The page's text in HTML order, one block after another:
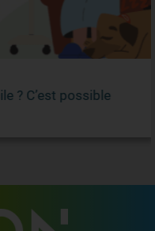
? C’est possible